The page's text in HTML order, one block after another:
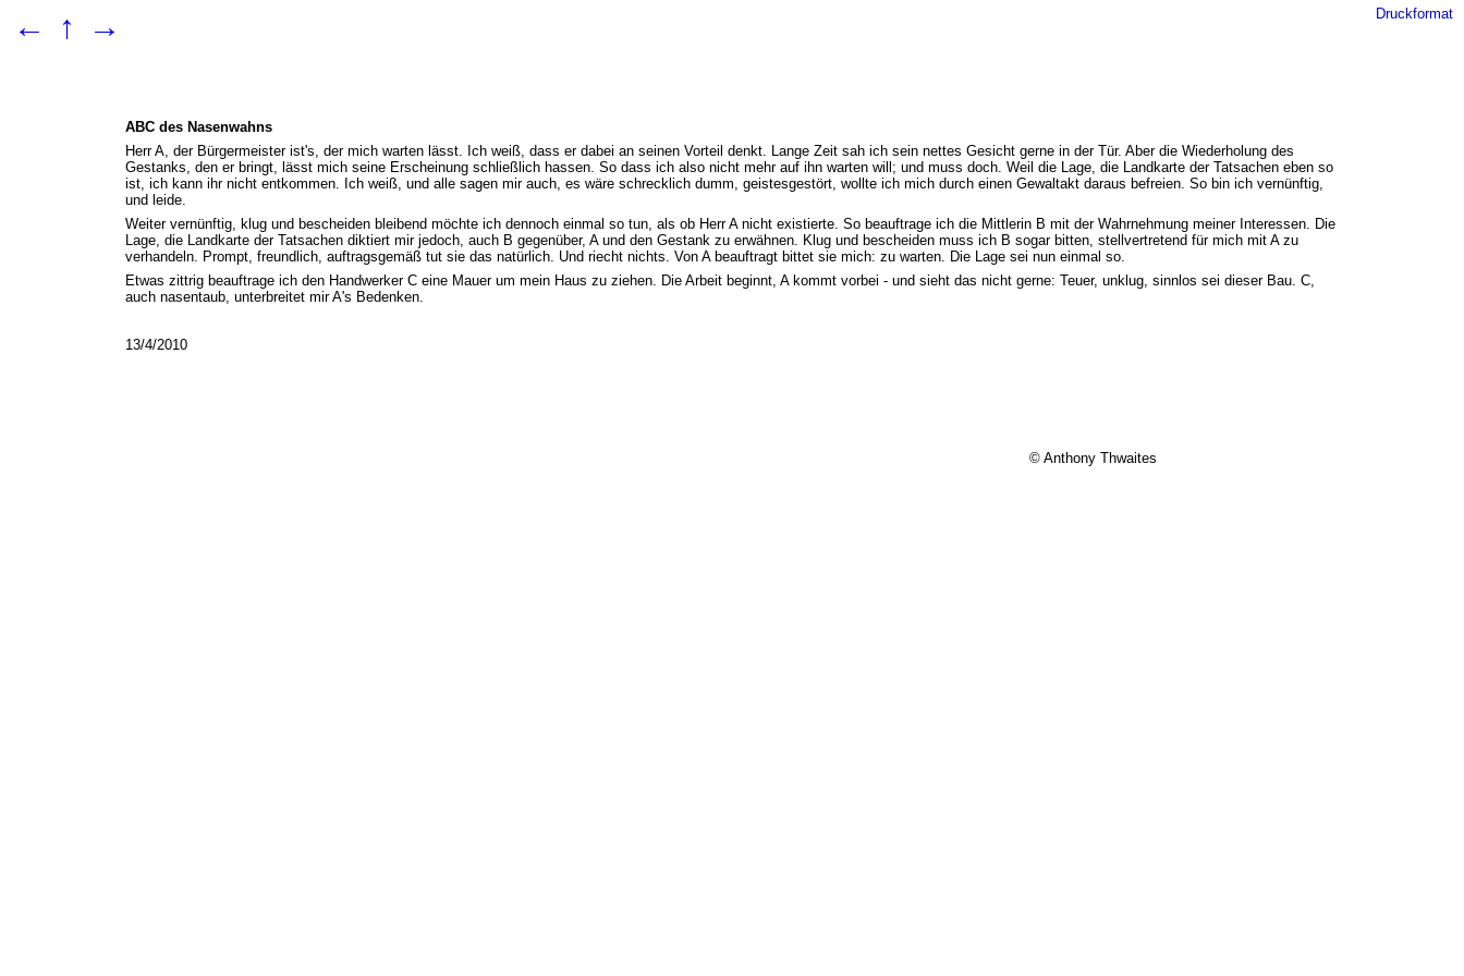
← ↑ → Druckformat
ABC des Nasenwahns
Herr A, der Bürgermeister ist's, der mich warten lässt. Ich weiß, dass er dabei an seinen Vorteil denkt. Lange Zeit sah ich sein nettes Gesicht gerne in der Tür. Aber die Wiederholung des
Gestanks, den er bringt, lässt mich seine Erscheinung schließlich hassen. So dass ich also nicht mehr auf ihn warten will; und muss doch. Weil die Lage, die Landkarte der Tatsachen eben so
ist, ich kann ihr nicht entkommen. Ich weiß, und alle sagen mir auch, es wäre schrecklich dumm, geistesgestört, wollte ich mich durch einen Gewaltakt daraus befreien. So bin ich vernünftig,
und leide.
Weiter vernünftig, klug und bescheiden bleibend möchte ich dennoch einmal so tun, als ob Herr A nicht existierte. So beauftrage ich die Mittlerin B mit der Wahrnehmung meiner Interessen. Die
Lage, die Landkarte der Tatsachen diktiert mir jedoch, auch B gegenüber, A und den Gestank zu erwähnen. Klug und bescheiden muss ich B sogar bitten, stellvertretend für mich mit A zu
verhandeln. Prompt, freundlich, auftragsgemäß tut sie das natürlich. Und riecht nichts. Von A beauftragt bittet sie mich: zu warten. Die Lage sei nun einmal so.
Etwas zittrig beauftrage ich den Handwerker C eine Mauer um mein Haus zu ziehen. Die Arbeit beginnt, A kommt vorbei - und sieht das nicht gerne: Teuer, unklug, sinnlos sei dieser Bau. C,
auch nasentaub, unterbreitet mir A's Bedenken.
13/4/2010
© Anthony Thwaites